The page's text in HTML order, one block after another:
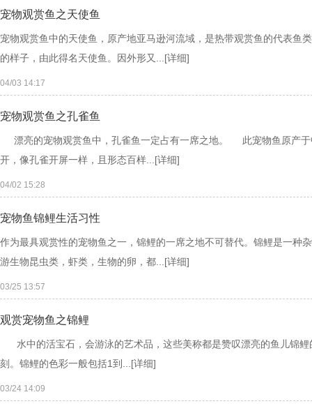
宠物观赏鱼之天使鱼
宠物观赏鱼中的天使鱼，原产地亚马逊河流域，是热带观赏鱼的代表鱼
的样子，由此得名天使鱼。因外形又... [详细]
04/03 14:17
宠物观赏鱼之孔雀鱼
漂亮的宠物观赏鱼中，孔雀鱼一定占有一席之地。 此宠物鱼原产于
开，像孔雀开屏一样，且形态百样... [详细]
04/02 15:28
宠物鱼锦鲤生活习性
作为最具观赏性的宠物鱼之一，锦鲤的一席之地不可替代。锦鲤是一种
游生物昆虫类，虾类，生物的卵，都... [详细]
03/25 13:57
观赏宠物鱼之锦鲤
水中的活宝石，会游泳的艺术品，这些美称都是赞叹漂亮的鱼儿锦
刻。锦鲤的色彩一般包括1到... [详细]
03/24 14:09